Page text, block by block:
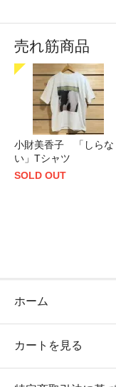
売れ筋商品
小財美香子 「しらな
い」Tシャツ
SOLD OUT
ホーム
カートを見る